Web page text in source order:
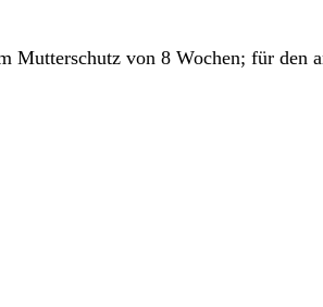
von 8 Wochen; für den